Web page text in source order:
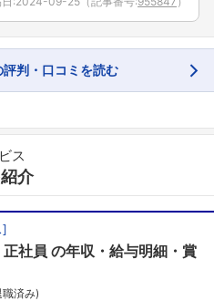
判・口コミを読む
ス
介
]
正社員 の年収・給与明細・賞
済み)